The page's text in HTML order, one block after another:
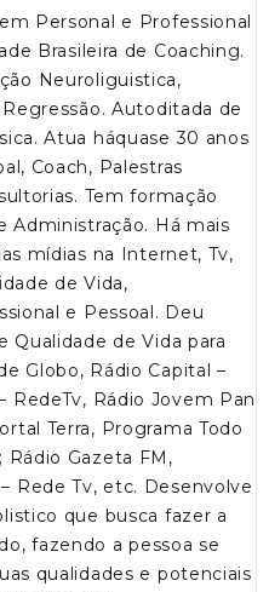
Personal e Professional
Brasileira de Coaching.
Neuroliguistica,
Autoditada de
Atua háquase 30 anos
Coach, Palestras
Tem formação
Administração. Há mais
mídias na Internet, Tv,
de Vida,
e Pessoal. Deu
Qualidade de Vida para
Globo, Rádio Capital –
RedeTv, Rádio Jovem Pan
Terra, Programa Todo
Rádio Gazeta FM,
Rede Tv, etc. Desenvolve
que busca fazer a
fazendo a pessoa se
qualidades e potenciais